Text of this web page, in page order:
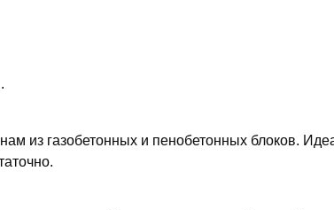
из газобетонных и пенобетонных блоков.